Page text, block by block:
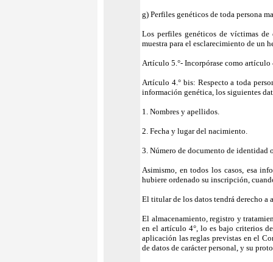
g) Perfiles genéticos de toda persona
Los perfiles genéticos de víctimas de
muestra para el esclarecimiento de un
Artículo 5.°- Incorpórase como
Artículo 4.° bis: Respecto a toda
información genética, los siguientes
1. Nombres y apellidos.
2. Fecha y lugar del nacimiento.
3. Número de documento de
Asimismo, en todos los casos, esa
hubiere ordenado su inscripción,
El titular de los datos tendrá derecho a
El almacenamiento, registro y
en el artículo 4°, lo es bajo criterios
aplicación las reglas previstas en el
de datos de carácter personal, y su